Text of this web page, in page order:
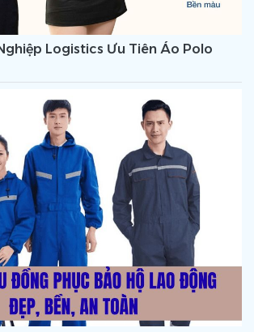
Logistics Ưu Tiên Áo Polo